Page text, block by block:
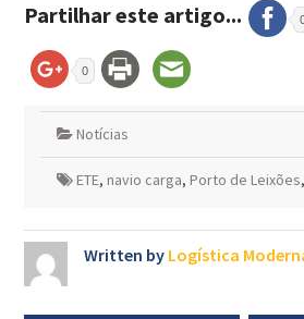
Partilhar este artigo...
0
Notícias
ETE, navio carga, Porto de Leixões,
Written by Logística
Navegação